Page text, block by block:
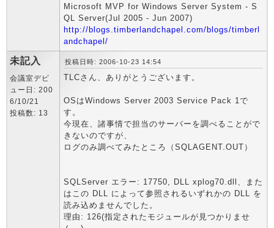
Microsoft MVP for Windows Server System - S
QL Server(Jul 2005 - Jun 2007)
http://blogs.timberlandchapel.com/blogs/timberl
andchapel/
未記入
会議室デビ
ュー日: 200
6/10/21
投稿数: 13
投稿日時: 2006-10-23 14:54
TLCさん、ありがとうございます。
OSはWindows Server 2003 Service Pack 1で
す。
今現在、諸事情で担当のサーバーを調べることがで
きないのですが、
ログのみ調べてみたところ（SQLAGENT.OUT）
SQLServer エラー: 17750, DLL xplog70.dll、また
はこの DLL によって参照されるいずれかの DLL を
読み込めませんでした。
理由: 126(指定されたモジュールが見つかりませ